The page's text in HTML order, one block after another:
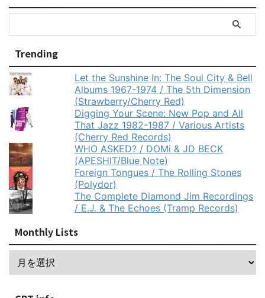
Trending
Let the Sunshine In: The Soul City & Bell
Albums 1967-1974 / The 5th Dimension
(Strawberry/Cherry Red)
Digging Your Scene: New Pop and All
That Jazz 1982-1987 / Various Artists
(Cherry Red Records)
WHO ASKED? / DOMi & JD BECK
(APESHIT/Blue Note)
Foreign Tongues / The Rolling Stones
(Polydor)
The Complete Diamond Jim Recordings
/ E.J. & The Echoes (Tramp Records)
Monthly Lists